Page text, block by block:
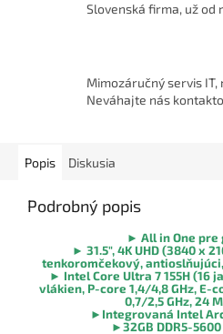
Slovenská firma, už od
Mimozáručný servis
Neváhajte nás
Popis Diskusia
Podrobný popis
► All in One
► 31.5", 4K UHD (3840 x
tenkoromčekový, antioslňujúci,
► Intel Core Ultra 7 155H (16
vlákien, P-core 1,4/4,8 GHz, E-
0,7/2,5 GHz, 24
►Integrovaná Intel
►32GB DDR5-5600